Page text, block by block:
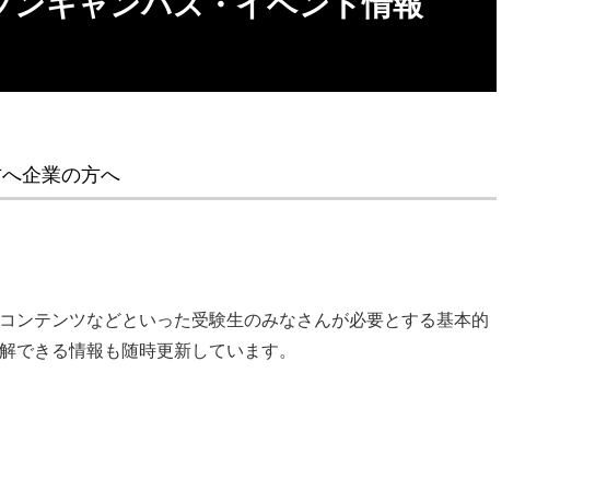
企業の方へ
ンテンツなどといった受験生のみなさんが必要とする基本的
できる情報も随時更新しています。
表現学科
県立芸術大学美術学部彫刻科入学1993年／愛知県立芸術
美術研究科彫刻専攻修了 1995年